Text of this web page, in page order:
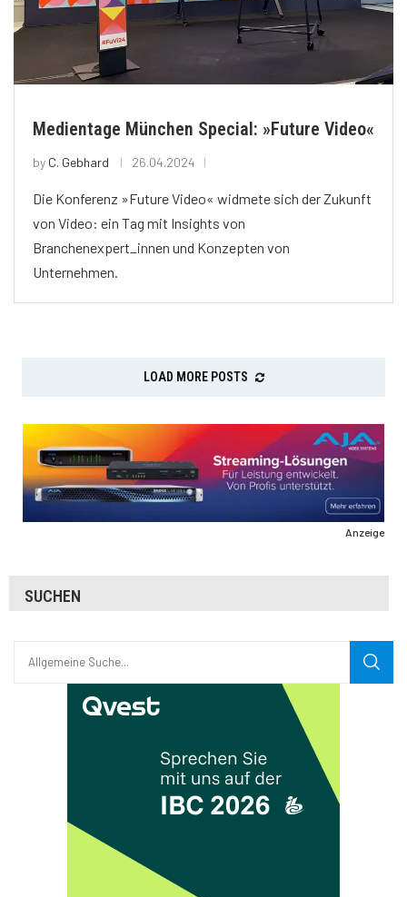
Medientage München Special: »Future Video«
by C. Gebhard 26.04.2024
Die Konferenz »Future Video« widmete sich der Zukunft
von Video: ein Tag mit Insights von
Branchenexpert_innen und Konzepten von
Unternehmen.
LOAD MORE POSTS
Anzeige
SUCHEN